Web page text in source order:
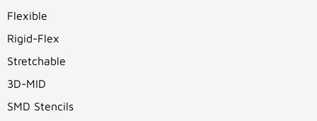
Flexible
Rigid-Flex
Stretchable
3D-MID
SMD Stencils